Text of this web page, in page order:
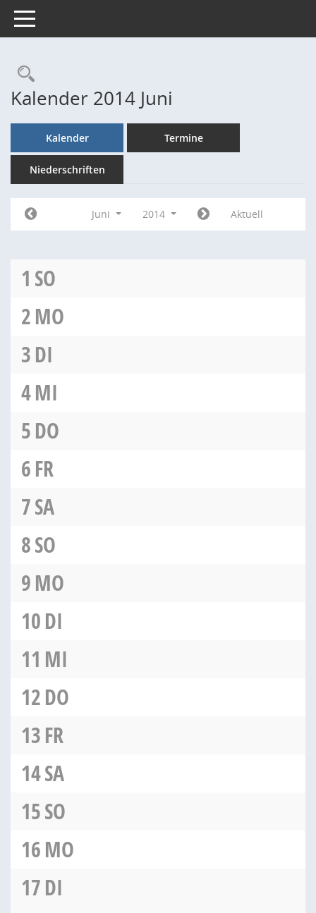
Toggle navigation
Rechercheauswahl
Kalender 2014 Juni
Kalender Termine
Niederschriften
Juni 2014 Aktuell
1 SO
2MO
3DI
4MI
5DO
6FR
7SA
8SO
9MO
10DI
11 MI
12DO
13FR
14SA
15SO
16MO
17DI